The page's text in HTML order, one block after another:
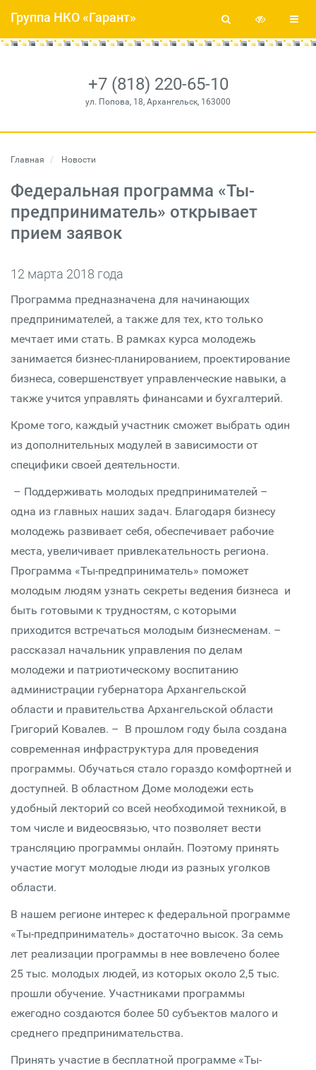
+7 (818) 220-65-10
ул. Попова, 18, Архангельск, 163000
Группа НКО «Гарант»
Главная Новости
Федеральная программа «Ты-
предприниматель» открывает
прием заявок
12 марта 2018 года
Программа предназначена для начинающих
предпринимателей, а также для тех, кто только
мечтает ими стать. В рамках курса молодежь
занимается бизнес-планированием, проектирование
бизнеса, совершенствует управленческие навыки, а
также учится управлять финансами и бухгалтерий.
Кроме того, каждый участник сможет выбрать один
из дополнительных модулей в зависимости от
специфики своей деятельности.
– Поддерживать молодых предпринимателей –
одна из главных наших задач. Благодаря бизнесу
молодежь развивает себя, обеспечивает рабочие
места, увеличивает привлекательность региона.
Программа «Ты-предприниматель» поможет
молодым людям узнать секреты ведения бизнеса и
быть готовыми к трудностям, с которыми
приходится встречаться молодым бизнесменам. –
рассказал начальник управления по делам
молодежи и патриотическому воспитанию
администрации губернатора Архангельской
области и правительства Архангельской области
Григорий Ковалев. – В прошлом году была создана
современная инфраструктура для проведения
программы. Обучаться стало гораздо комфортней и
доступней. В областном Доме молодежи есть
удобный лекторий со всей необходимой техникой, в
том числе и видеосвязью, что позволяет вести
трансляцию программы онлайн. Поэтому принять
участие могут молодые люди из разных уголков
области.
В нашем регионе интерес к федеральной программе
«Ты-предприниматель» достаточно высок. За семь
лет реализации программы в нее вовлечено более
25 тыс. молодых людей, из которых около 2,5 тыс.
прошли обучение. Участниками программы
ежегодно создаются более 50 субъектов малого и
среднего предпринимательства.
Принять участие в бесплатной программе «Ты-